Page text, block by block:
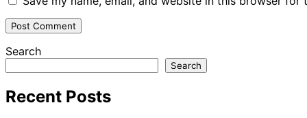
Search
Search
Recent Posts